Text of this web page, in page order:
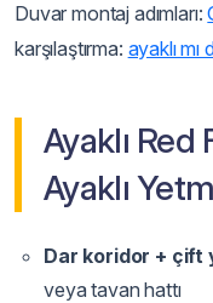
Duvar montaj adımları:
karşılaştırma: ayaklı
Ayaklı
Ayaklı
Dar koridor + çift
veya tavan hattı